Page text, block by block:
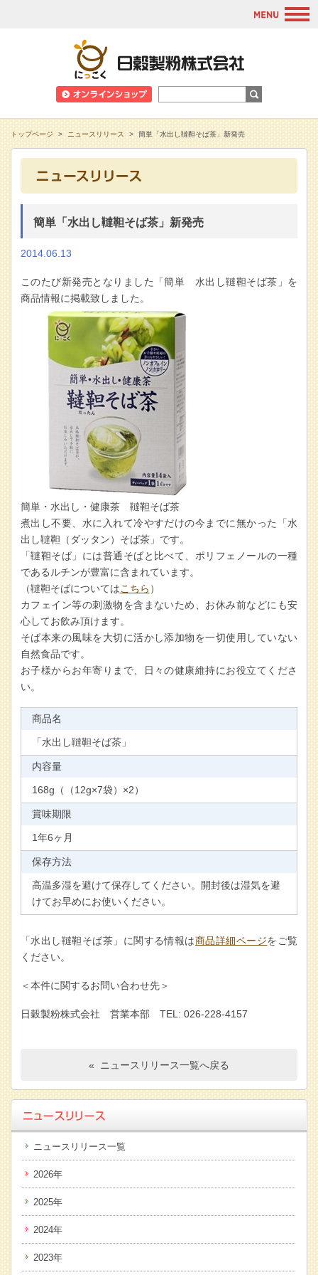
トップページ > ニュースリリース > 簡単「水出し韃靼そば茶」新発売
簡単「水出し韃靼そば茶」新発売
2014.06.13
このたび新発売となりました「簡単 水出し韃靼そば茶」を
商品情報に掲載致しました。
簡単・水出し・健康茶 韃靼そば茶
煮出し不要、水に入れて冷やすだけの今までに無かった「水
出し韃靼（ダッタン）そば茶」です。
「韃靼そば」には普通そばと比べて、ポリフェノールの一種
であるルチンが豊富に含まれています。
（韃靼そばについてはこちら ）
カフェイン等の刺激物を含まないため、お休み前などにも安
心してお飲み頂けます。
そば本来の風味を大切に活かし添加物を一切使用していない
自然食品です。
お子様からお年寄りまで、日々の健康維持にお役立てくださ
い。
商品名
「水出し韃靼そば茶」
内容量
168g（（12g×7袋）×2）
賞味期限
1年6ヶ月
保存方法
高温多湿を避けて保存してください。開封後は湿気を避
けてお早めにお使いください。
「水出し韃靼そば茶」に関する情報は商品詳細ページをご覧
ください。
＜本件に関するお問い合わせ先＞
日穀製粉株式会社 営業本部 TEL: 026-228-4157
« ニュースリリース一覧へ戻る
ニュースリリース一覧
2026年
2025年
2024年
2023年